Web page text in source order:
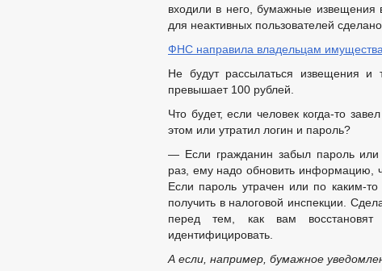
входили в него, бумажные извещения
для неактивных пользователей
ФНС направила владельцам
Не будут рассылаться извещения
превышает 100 рублей.
Что будет, если человек когда-то
этом или утратил логин и пароль?
— Если гражданин забыл пароль или
раз, ему надо обновить информацию,
Если пароль утрачен или по каким-
получить в налоговой инспекции.
перед тем, как вам
идентифицировать.
А если, например, бумажное